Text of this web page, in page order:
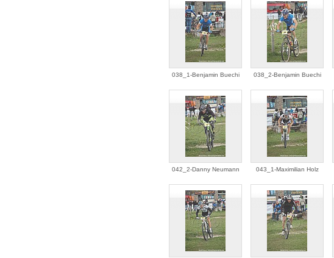
038_1-Benjamin Buechi 038_2-Benjamin Buechi
042_2-Danny Neumann 043_1-Maximilian Holz